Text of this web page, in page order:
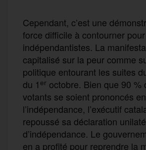
Cependant, c’est une
force difficile à contourner
indépendantistes. La
capitalisé sur la peur comme
politique entourant les suites
du 1 er octobre. Bien que 90 %
votants se soient prononcés
l’indépendance, l’exécutif
repoussé sa déclaration
d’indépendance. Le
en a profité pour reprendre la